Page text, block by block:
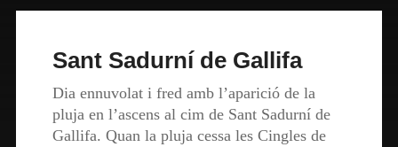
Sant Sadurní de Gallifa
Dia ennuvolat i fred amb l’aparició de la
pluja en l’ascens al cim de Sant Sadurní de
Gallifa. Quan la pluja cessa les Cingles de